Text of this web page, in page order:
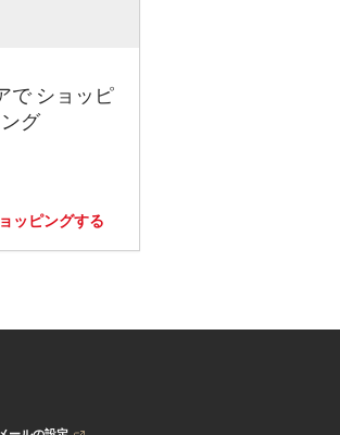
で ショッピ
ング
ッピングする